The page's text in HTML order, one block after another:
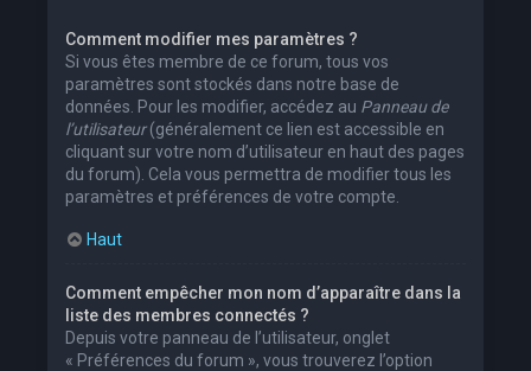
Comment modifier mes paramètres ?
Si vous êtes membre de ce forum, tous vos
paramètres sont stockés dans notre base de
données. Pour les modifier, accédez au Panneau de
l’utilisateur(généralement ce lien est accessible en
cliquant sur votre nom d’utilisateur en haut des pages
du forum). Cela vous permettra de modifier tous les
paramètres et préférences de votre compte.
Haut
Comment empêcher mon nom d’apparaître dans la
liste des membres connectés ?
Depuis votre panneau de l’utilisateur, onglet
« Préférences du forum », vous trouverez l’option